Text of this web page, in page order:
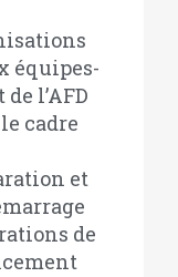
équipes-
l’AFD
cadre
et
de